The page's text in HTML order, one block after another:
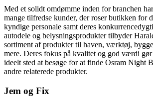
Med et solidt omdømme inden for branchen
mange tilfredse kunder, der roser butikken for
kyndige personale samt deres
autodele og belysningsprodukter tilbyder
sortiment af produkter til haven, værktøj,
mere. Deres fokus på kvalitet og god værdi
ideelt sted at besøge for at finde Osram Night
andre relaterede produkter.
Jem og Fix